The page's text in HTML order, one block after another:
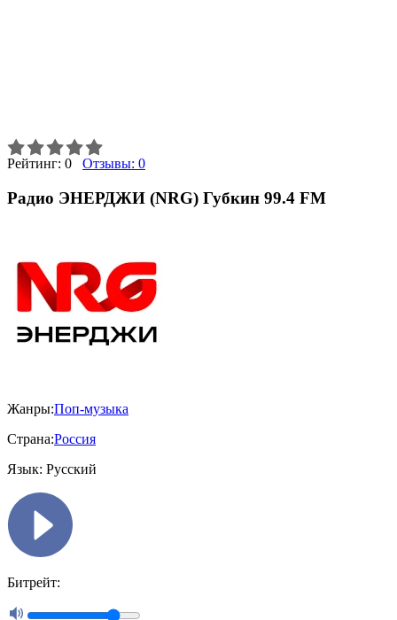
Рейтинг: 0 Отзывы: 0
Радио ЭНЕРДЖИ (NRG) Губкин 99.4 FM
Жанры:Поп-музыка
Страна:Россия
Язык: Русский
Битрейт: